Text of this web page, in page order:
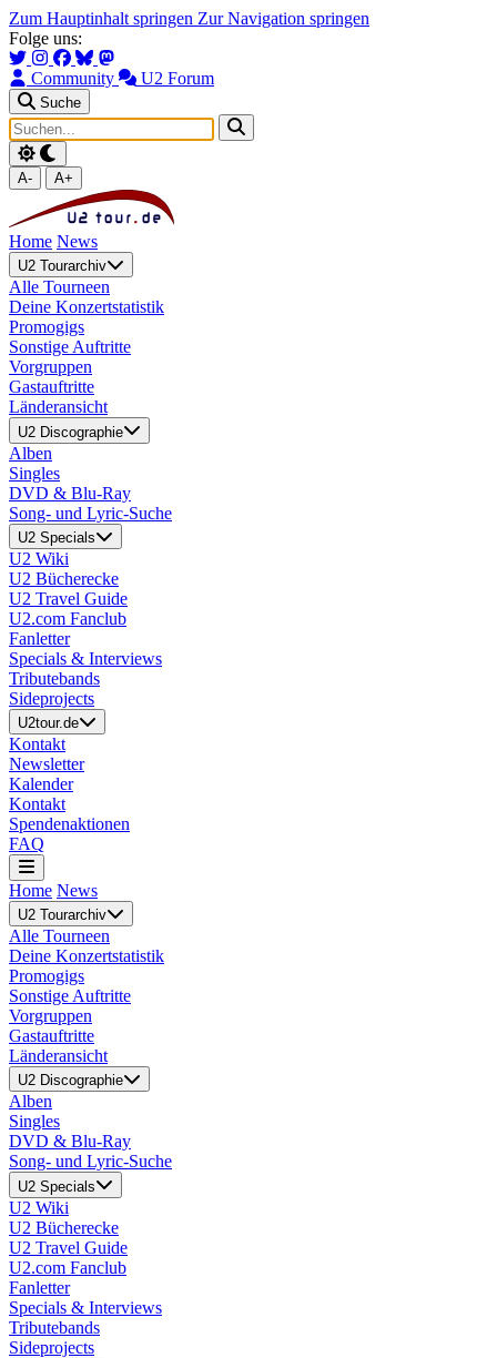
Zum Hauptinhalt springen Zur Navigation springen
Folge uns:
Community U2 Forum
Suche
A- A+
Home News
U2 Tourarchiv
Alle Tourneen
Deine Konzertstatistik
Promogigs
Sonstige Auftritte
Vorgruppen
Gastauftritte
Länderansicht
U2 Discographie
Alben
Singles
DVD & Blu-Ray
Song- und Lyric-Suche
U2 Specials
U2 Wiki
U2 Bücherecke
U2 Travel Guide
U2.com Fanclub
Fanletter
Specials & Interviews
Tributebands
Sideprojects
U2tour.de
Kontakt
Newsletter
Kalender
Kontakt
Spendenaktionen
FAQ
Home News
U2 Tourarchiv
Alle Tourneen
Deine Konzertstatistik
Promogigs
Sonstige Auftritte
Vorgruppen
Gastauftritte
Länderansicht
U2 Discographie
Alben
Singles
DVD & Blu-Ray
Song- und Lyric-Suche
U2 Specials
U2 Wiki
U2 Bücherecke
U2 Travel Guide
U2.com Fanclub
Fanletter
Specials & Interviews
Tributebands
Sideprojects